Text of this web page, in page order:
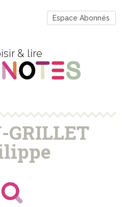
Espace Abonnés
& lire
GRILLET